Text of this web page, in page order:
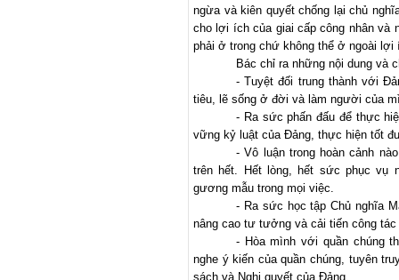
ngừa và kiên quyết chống lại chủ
cho lợi ích của giai cấp công nhân và
phải ở trong chứ không thể ở ngoài
Bác chỉ ra những nội dung và
- Tuyệt đối trung thành với
tiêu, lẽ sống ở đời và làm người của
- Ra sức phấn đấu để thực
vững kỷ luật của Đảng, thực hiện tốt
- Vô luận trong hoàn cảnh
trên hết. Hết lòng, hết sức phục vụ
gương mẫu trong mọi việc.
- Ra sức học tập Chủ nghĩa
nâng cao tư tưởng và cải tiến công
- Hòa mình với quần chúng
nghe ý kiến của quần chúng, tuyên
sách và Nghị quyết của Đảng.